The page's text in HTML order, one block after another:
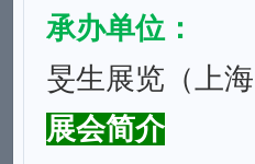
承办单位：
旻生展览（上
展会简介